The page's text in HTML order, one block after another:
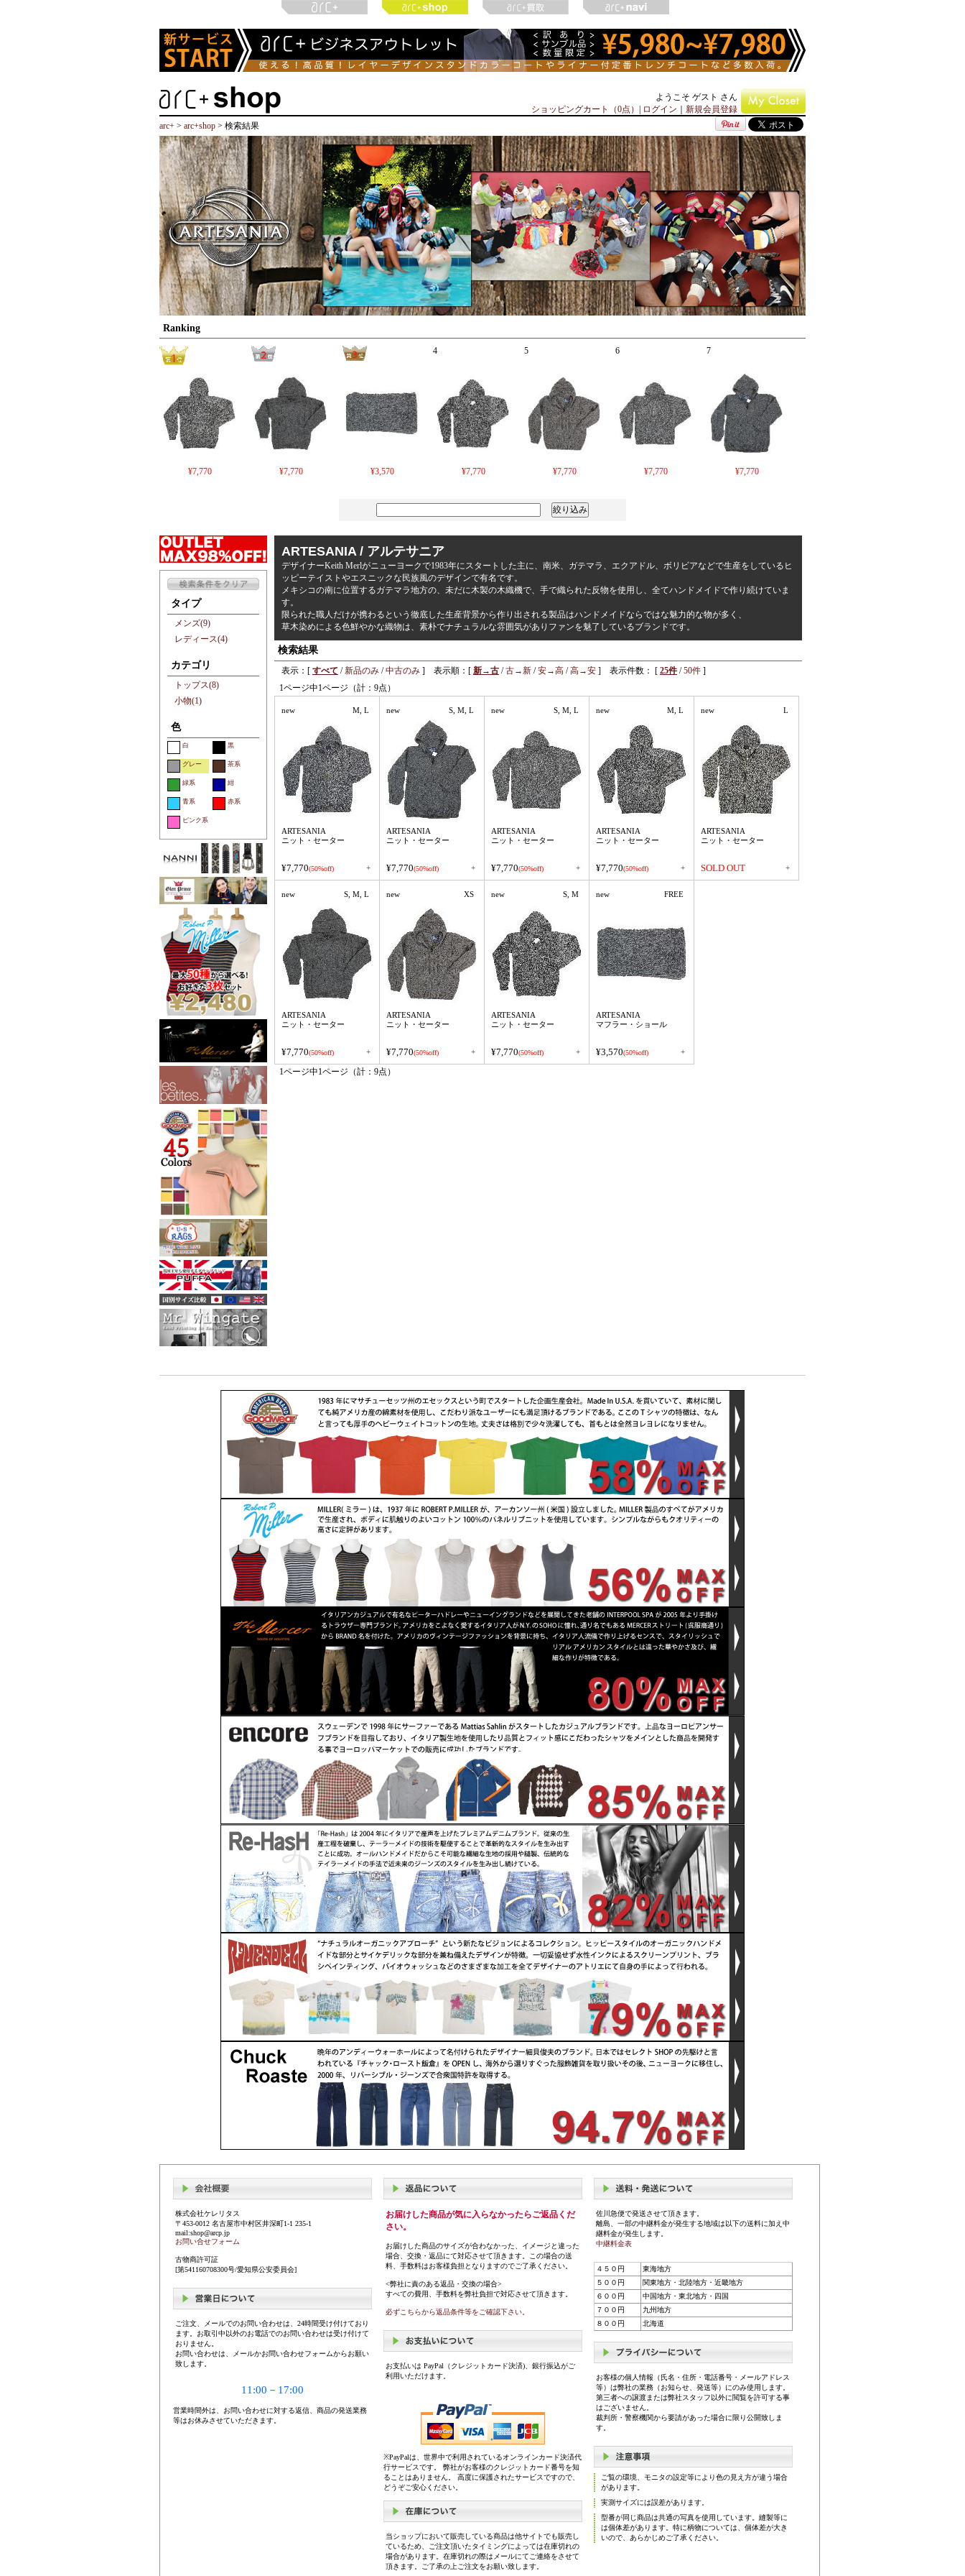
ようこそ ゲスト さん
ショッピングカート（0点）
ログイン
新規会員登録
arc+ > arc+shop > 検索結果
Ranking
¥7,770 ¥7,770 ¥3,570
4
¥7,770
5
¥7,770
6
¥7,770
7
¥7,770
タイプ
メンズ(9)
レディース(4)
カテゴリ
トップス(8)
小物(1)
色
白 黒
グレー 茶系
緑系 紺
青系 赤系
ピンク系
ARTESANIA / アルテサニア
デザイナーKeith Merlがニューヨークで1983年にスタートした主に、南米、ガテマラ、エクアドル、ボリビアなどで生産をしているヒ
ッピーテイストやエスニックな民族風のデザインで有名です。
メキシコの南に位置するガテマラ地方の、未だに木製の木織機で、手で織られた反物を使用し、全てハンドメイドで作り続けていま
す。
限られた職人だけが携わるという徹底した生産背景から作り出される製品はハンドメイドならではな魅力的な物が多く、
草木染めによる色鮮やかな織物は、素朴でナチュラルな雰囲気がありファンを魅了しているブランドです。
検索結果
表示：[ すべて /新品のみ /中古のみ ] 表示順：[ 新→古 /古→新 /安→高 /高→安 ] 表示件数： [ 25件 /50件 ]
1ページ中1ページ（計：9点）
new M, L
ARTESANIA
ニット・セーター
¥7,770(50%off) +
new S, M, L
ARTESANIA
ニット・セーター
¥7,770(50%off) +
new S, M, L
ARTESANIA
ニット・セーター
¥7,770(50%off) +
new M, L
ARTESANIA
ニット・セーター
¥7,770(50%off) +
new L
ARTESANIA
ニット・セーター
SOLD OUT +
new S, M, L
ARTESANIA
ニット・セーター
¥7,770(50%off) +
new XS
ARTESANIA
ニット・セーター
¥7,770(50%off) +
new S, M
ARTESANIA
ニット・セーター
¥7,770(50%off) +
new FREE
ARTESANIA
マフラー・ショール
¥3,570(50%off) +
1ページ中1ページ（計：9点）
株式会社ケレリタス
〒453-0012 名古屋市中村区井深町1-1 235-1
mail:shop@arcp.jp
お問い合せフォーム
古物商許可証
[第541160708300号/愛知県公安委員会]
ご注文、メールでのお問い合わせは、24時間受け付けており
ます。お取引中以外のお電話でのお問い合わせは受け付けて
おりません。
お問い合わせは、メールかお問い合わせフォームからお願い
致します。
11:00－17:00
営業時間外は、お問い合わせに対する返信、商品の発送業務
等はお休みさせていただきます。
お届けした商品が気に入らなかったらご返品くだ
さい。
お届けした商品のサイズが合わなかった、イメージと違った
場合、交換・返品にて対応させて頂きます。この場合の送
料、手数料はお客様負担となりますのでご了承ください。
<弊社に責のある返品・交換の場合>
すべての費用、手数料を弊社負担で対応させて頂きます。
必ずこちらから返品条件等をご確認下さい。
お支払いは PayPal（クレジットカード決済)、銀行振込がご
利用いただけます。
※PayPalは、世界中で利用されているオンラインカード決済代
行サービスです。 弊社がお客様のクレジットカード番号を知
ることはありません。 高度に保護されたサービスですので、
どうぞご安心ください。
当ショップにおいて販売している商品は他サイトでも販売し
ているため、ご注文頂いたタイミングによっては在庫切れの
場合があります。在庫切れの際はメールにてご連絡をさせて
頂きます。ご了承の上ご注文をお願い致します。
佐川急便で発送させて頂きます。
離島、一部の中継料金が発生する地域は以下の送料に加え中
継料金が発生します。
中継料金表
４５０円
東海地方
５００円
関東地方・北陸地方・近畿地方
６００円
中国地方・東北地方・四国
７００円
九州地方
８００円
北海道
お客様の個人情報（氏名・住所・電話番号・メールアドレス
等）は弊社の業務（お知らせ、発送等）にのみ使用します。
第三者への譲渡または弊社スタッフ以外に閲覧を許可する事
はございません。
裁判所・警察機関から要請があった場合に限り公開致しま
す。
ご覧の環境、モニタの設定等により色の見え方が違う場合
があります。
実測サイズには誤差があります。
型番が同じ商品は共通の写真を使用しています。縫製等に
は個体差があります。特に柄物については、個体差が大き
いので、あらかじめご了承ください。